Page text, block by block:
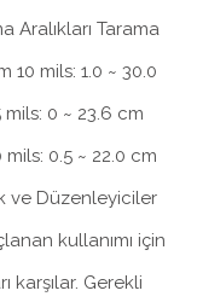
Aralıkları Tarama
10 mils: 1.0 ~ 30.0
0 ~ 23.6 cm
mils: 0.5 ~ 22.0 cm
ve Düzenleyiciler
kullanımı için
Gerekli